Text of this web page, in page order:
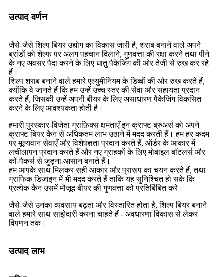
उत्पाद वर्णन
जैसे-जैसे शिल्प बियर उद्योग का विकास जारी है, शराब बनाने वाले अपने
ब्रांडों को शेल्फ पर अलग पहचान दिलाने, गुणवत्ता की रक्षा करने तथा पीने
के नए अवसर पैदा करने के लिए धातु पैकेजिंग की ओर तेजी से रुख कर रहे
हैं।
शिल्प शराब बनाने वाले हमारे एल्युमीनियम के डिब्बों की ओर रुख करते हैं,
क्योंकि वे जानते हैं कि हम उन्हें उच्च स्तर की सेवा और सहायता प्रदान
करते हैं, जिसकी उन्हें अपनी बीयर के लिए असाधारण पैकेजिंग विकसित
करने के लिए आवश्यकता होती है।
हमारी पुरस्कार-विजेता ग्राफ़िक्स क्षमताएँ इन क्राफ्ट ब्रुअर्स को अपने
क्राफ्ट बियर कैन से अधिकतम लाभ उठाने में मदद करती हैं। हम हर कदम
पर मूल्यवान सेवाएँ और विशेषज्ञता प्रदान करते हैं, ऑर्डर के आकार में
लचीलापन प्रदान करते हैं और नए ग्राहकों के लिए मोबाइल बॉटलर्स और
को-पैकर्स से जुड़ना आसान बनाते हैं।
हम आपके साथ मिलकर सही आकार और प्रारूप का चयन करते हैं, तथा
ग्राफिक डिजाइन में भी मदद करते हैं ताकि यह सुनिश्चित हो सके कि
प्रत्येक कैन उसमें मौजूद बीयर की गुणवत्ता को प्रतिबिंबित करे।
जैसे-जैसे उनका व्यवसाय बढ़ता और विस्तारित होता है, शिल्प बियर बनाने
वाले हमारे साथ साझेदारी करना चाहते हैं - अवधारणा विकास से लेकर
विपणन तक।
उत्पाद लाभ